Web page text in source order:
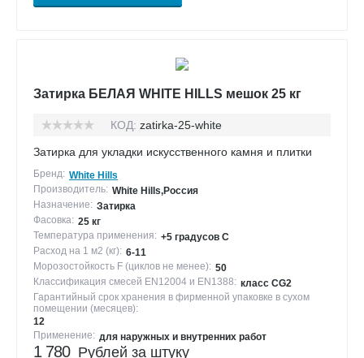
Затирка БЕЛАЯ WHITE HILLS мешок 25 кг
КОД: zatirka-25-white
Затирка для укладки искусственного камня и плитки
Бренд: White Hills
Производитель: White Hills,Россия
Назначение: Затирка
Фасовка: 25 кг
Температура применения: +5 градусов С
Расход на 1 м2 (кг): 6-11
Морозостойкость F (циклов не менее): 50
Классификация смесей EN12004 и EN1388: класс CG2
Гарантийный срок хранения в фирменной упаковке в сухом
помещении (месяцев):
12
Применение: для наружных и внутренних работ
1 780 Рублей за штуку